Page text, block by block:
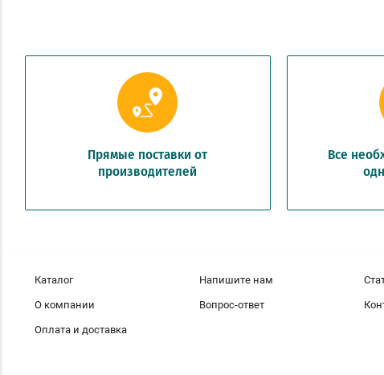
Прямые поставки от
производителей
Все
Каталог
О компании
Оплата и доставка
Напишите нам
Вопрос-ответ